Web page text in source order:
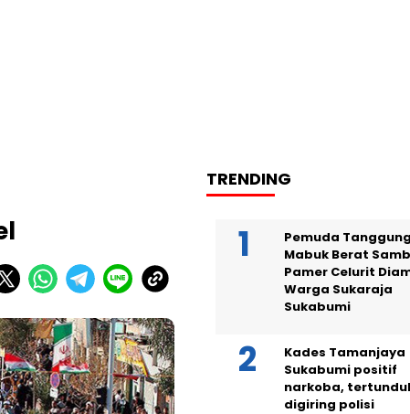
TRENDING
Pemuda Tanggung
Mabuk Berat
Pamer Celurit
Warga Sukaraja
Sukabumi
Kades Tamanjaya
Sukabumi positif
narkoba,
digiring polisi